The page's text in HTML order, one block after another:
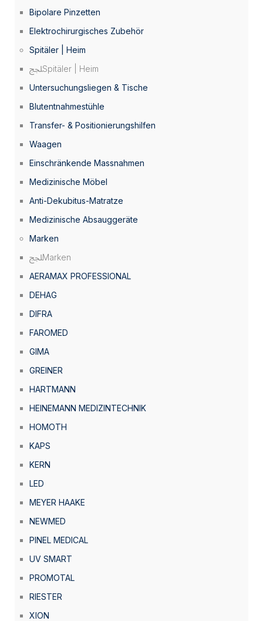
Bipolare Pinzetten
Elektrochirurgisches Zubehör
Spitäler | Heim
Spitäler | Heim
Untersuchungsliegen & Tische
Blutentnahmestühle
Transfer- & Positionierungshilfen
Waagen
Einschränkende Massnahmen
Medizinische Möbel
Anti-Dekubitus-Matratze
Medizinische Absauggeräte
Marken
Marken
AERAMAX PROFESSIONAL
DEHAG
DIFRA
FAROMED
GIMA
GREINER
HARTMANN
HEINEMANN MEDIZINTECHNIK
HOMOTH
KAPS
KERN
LED
MEYER HAAKE
NEWMED
PINEL MEDICAL
UV SMART
PROMOTAL
RIESTER
XION